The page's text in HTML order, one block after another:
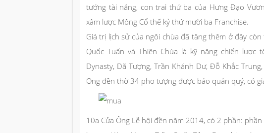
tướng tài năng, con trai thứ ba của Hưng Đạo
xâm lược Mông Cổ thế kỷ thứ mười ba Franchise.
Giá trị lịch sử của ngôi chùa đã tăng thêm ở đây
Quốc Tuấn và Thiên Chúa là kỹ năng chiến
Dynasty, Dã Tượng, Trần Khánh Dư, Đỗ Khắc
Ong đền thờ 34 pho tượng được bảo quản quý, có
10a Cửa Ông Lễ hội đền năm 2014, có 2 phần: